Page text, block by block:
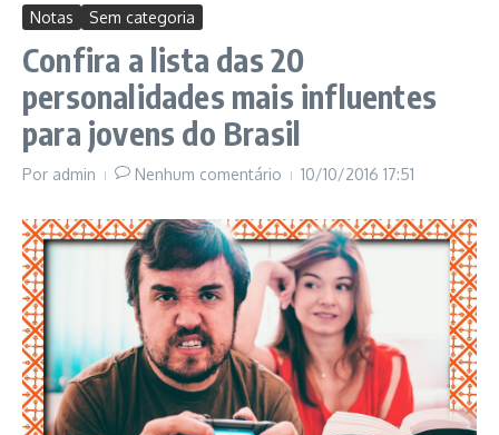
Notas Sem categoria
Confira a lista das 20
personalidades mais influentes
para jovens do Brasil
Por admin Nenhum comentário 10/10/2016 17:51